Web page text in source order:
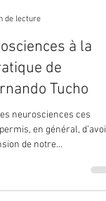
avec sa propre
doi
de lecture
à la
de
Tucho
neurosciences ces
en général, d’avoir
de notre...